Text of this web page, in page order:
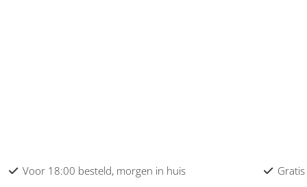
Voor 18:00 besteld, morgen in huis